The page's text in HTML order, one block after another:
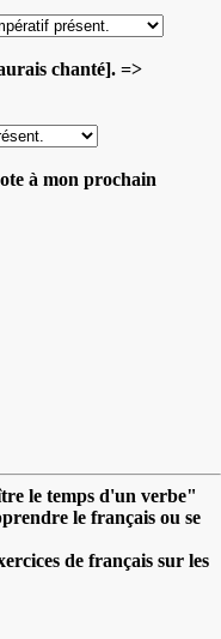
chanté]. =>
à mon prochain
le temps d'un verbe"
le français ou se
de français sur les